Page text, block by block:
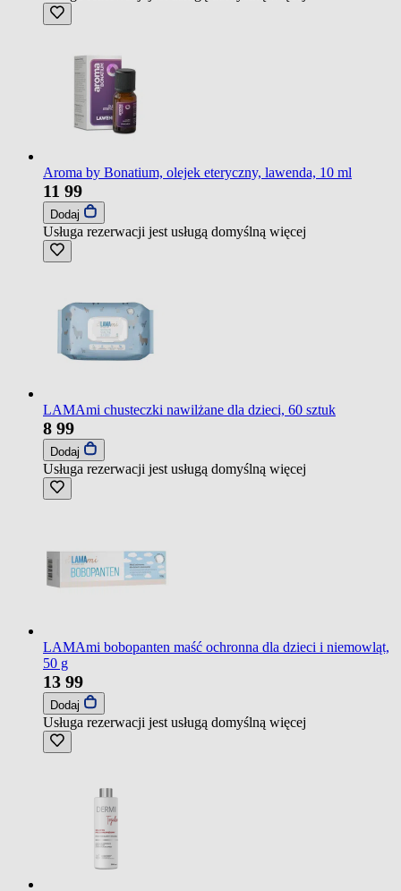
Aroma by Bonatium, olejek eteryczny, lawenda, 10 ml
11 99
Dodaj
Usługa rezerwacji jest usługą domyślną więcej
LAMAmi chusteczki nawilżane dla dzieci, 60 sztuk
8 99
Dodaj
Usługa rezerwacji jest usługą domyślną więcej
LAMAmi bobopanten maść ochronna dla dzieci i niemowląt,
50 g
13 99
Dodaj
Usługa rezerwacji jest usługą domyślną więcej